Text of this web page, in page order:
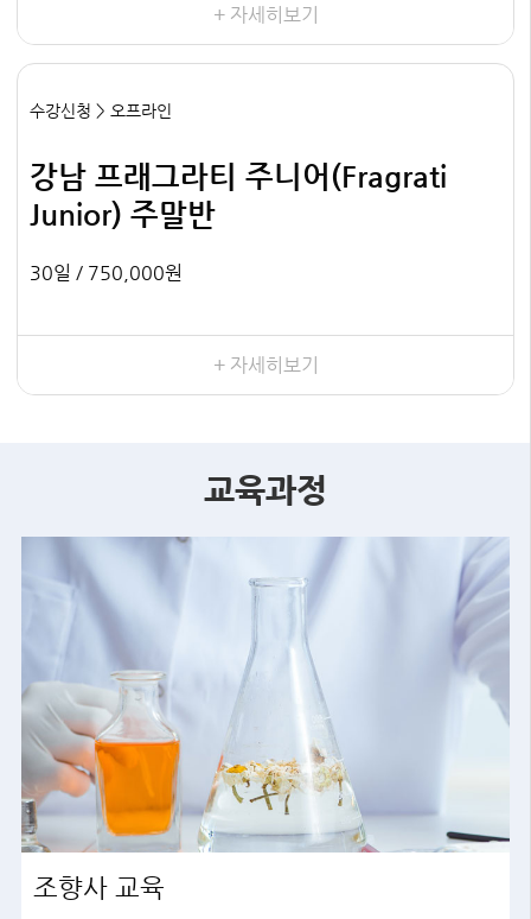
+ 자세히보기
수강신청 > 오프라인
강남 프래그라티 주니어(Fragrati
Junior) 주말반
30일 / 750,000원
+ 자세히보기
교육과정
조향사 교육